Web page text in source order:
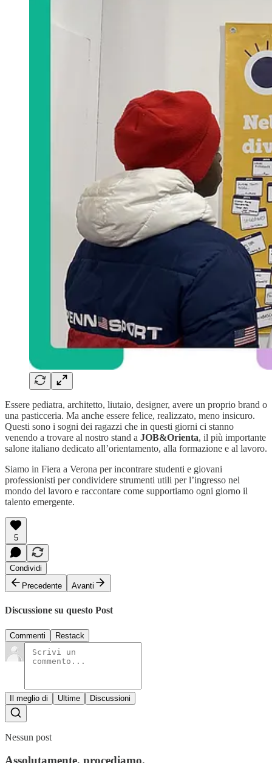
Essere pediatra, architetto, liutaio, designer, avere un proprio brand o
una pasticceria. Ma anche essere felice, realizzato, meno insicuro.
Questi sono i sogni dei ragazzi che in questi giorni ci stanno
venendo a trovare al nostro stand a JOB&Orienta, il più importante
salone italiano dedicato all’orientamento, alla formazione e al lavoro.
Siamo in Fiera a Verona per incontrare studenti e giovani
professionisti per condividere strumenti utili per l’ingresso nel
mondo del lavoro e raccontare come supportiamo ogni giorno il
talento emergente.
5
Condividi
Precedente
Avanti
Discussione su questo Post
Commenti Restack
Il meglio di Ultime Discussioni
Nessun post